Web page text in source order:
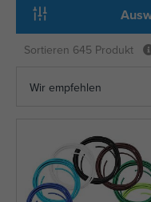
Sortieren 645 Produkt